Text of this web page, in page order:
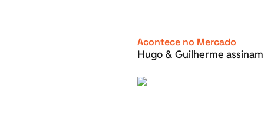
Acontece no Mercado
Hugo & Guilherme